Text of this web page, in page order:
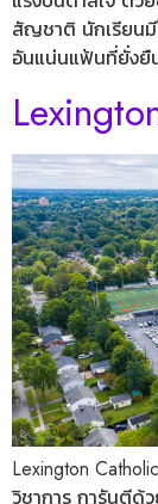
สัญชาติ นักเรียนมี
อันแน่นแฟ้นที่ยั่ง
Lexington
วิชาการ การันตีด้